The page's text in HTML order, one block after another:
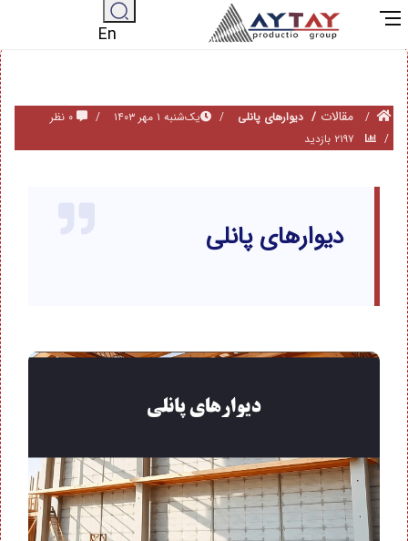
En
مقالات دیوارهای پانلی یک‌شنبه ۱ مهر ۱۴۰۳
۰ نظر
دیوارهای پانلی